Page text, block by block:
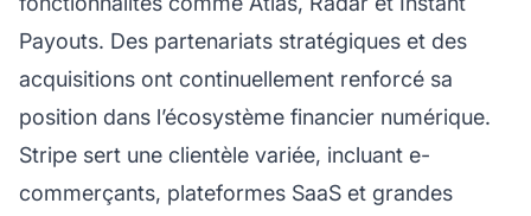
Payouts. Des partenariats stratégiques et des
acquisitions ont continuellement renforcé sa
position dans l’écosystème financier numérique.
Stripe sert une clientèle variée, incluant e-
commerçants, plateformes SaaS et grandes